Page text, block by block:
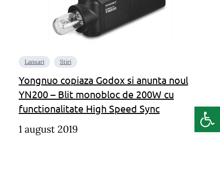
Lansari Stiri
Yongnuo copiaza Godox si anunta noul
YN200 – Blit monobloc de 200W cu
functionalitate High Speed Sync
1 august 2019